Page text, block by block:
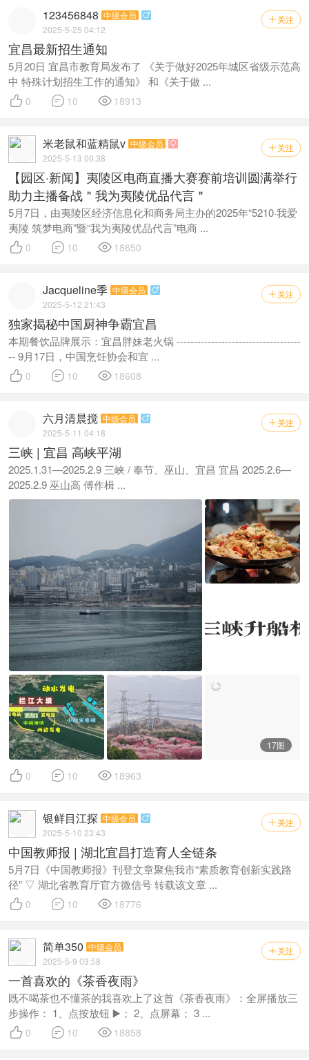
 关注
123456848 中级会员 
2025-5-25 04:12
宜昌最新招生通知
5月20日 宜昌市教育局发布了 《关于做好2025年城区省级示范高
中 特殊计划招生工作的通知》 和《关于做 ...
 0  10  18913
 关注
米老鼠和蓝精鼠v 中级会员 
2025-5-13 00:38
【园区·新闻】夷陵区电商直播大赛赛前培训圆满举行
助力主播备战＂我为夷陵优品代言＂
5月7日，由夷陵区经济信息化和商务局主办的2025年“5210·我爱
夷陵 筑梦电商”暨“我为夷陵优品代言”电商 ...
 0  10  18650
 关注
Jacqueline季 中级会员 
2025-5-12 21:43
独家揭秘中国厨神争霸宜昌
本期餐饮品牌展示：宜昌胖妹老火锅 ------------------------------------
-- 9月17日，中国烹饪协会和宜 ...
 0  10  18608
 关注
六月清晨搅 中级会员 
2025-5-11 04:18
三峡 | 宜昌 高峡平湖
2025.1.31—2025.2.9 三峡 / 奉节、巫山、宜昌 宜昌 2025.2.6—
2025.2.9 巫山高 傅作楫 ...
17图
 0  10  18963
 关注
银鲜目江探 中级会员 
2025-5-10 23:43
中国教师报 | 湖北宜昌打造育人全链条
5月7日《中国教师报》刊登文章聚焦我市“素质教育创新实践路
径” ▽ 湖北省教育厅官方微信号 转载该文章 ...
 0  10  18776
 关注
简单350 中级会员
2025-5-9 03:58
一首喜欢的《茶香夜雨》
既不喝茶也不懂茶的我喜欢上了这首《茶香夜雨》：全屏播放三
步操作： 1、点按放钮 ▶️； 2、点屏幕； 3 ...
 0  10  18858